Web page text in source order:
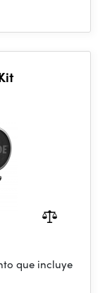
que incluye